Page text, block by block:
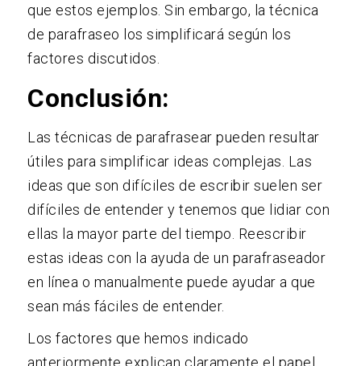
que estos ejemplos. Sin embargo, la técnica
de parafraseo los simplificará según los
factores discutidos.
Conclusión:
Las técnicas de parafrasear pueden resultar
útiles para simplificar ideas complejas. Las
ideas que son difíciles de escribir suelen ser
difíciles de entender y tenemos que lidiar con
ellas la mayor parte del tiempo. Reescribir
estas ideas con la ayuda de un parafraseador
en línea o manualmente puede ayudar a que
sean más fáciles de entender.
Los factores que hemos indicado
anteriormente explican claramente el papel